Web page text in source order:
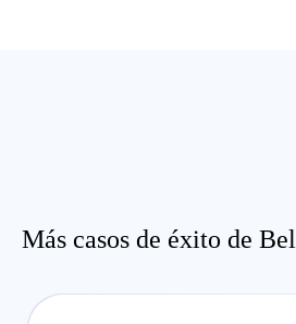
Más casos de éxito de